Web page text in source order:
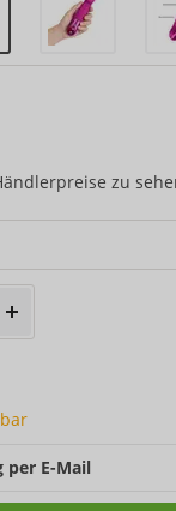
zu
per E-Mail